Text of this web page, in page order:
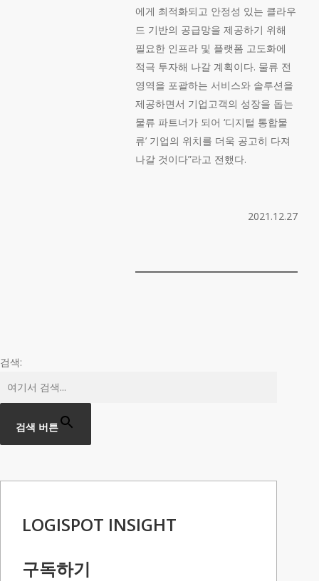
에게 최적화되고 안정성 있는 클라우
드 기반의 공급망을 제공하기 위해
필요한 인프라 및 플랫폼 고도화에
적극 투자해 나갈 계획이다. 물류 전
영역을 포괄하는 서비스와 솔루션을
제공하면서 기업고객의 성장을 돕는
물류 파트너가 되어 ‘디지털 통합물
류’ 기업의 위치를 더욱 공고히 다져
나갈 것이다”라고 전했다.
2021.12.27
검색:
검색 버튼
LOGISPOT INSIGHT
구독하기